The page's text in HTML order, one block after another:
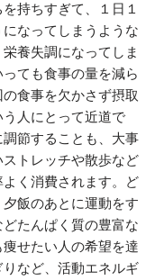
持ちすぎて、１日１
なってしまうような
養失調になってしま
ても食事の量を減ら
食事を欠かさず摂取
人にとって近道で
節することも、大事
トレッチや散歩など
く消費されます。ど
飯のあとに運動をす
たんぱく質の豊富な
せたい人の希望を達
など、活動エネルギ